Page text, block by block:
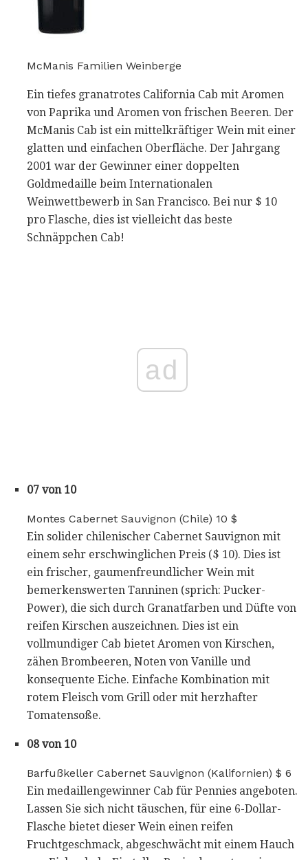
McManis Familien Weinberge
Ein tiefes granatrotes California Cab mit Aromen
von Paprika und Aromen von frischen Beeren. Der
McManis Cab ist ein mittelkräftiger Wein mit einer
glatten und einfachen Oberfläche. Der Jahrgang
2001 war der Gewinner einer doppelten
Goldmedaille beim Internationalen
Weinwettbewerb in San Francisco. Bei nur $ 10
pro Flasche, dies ist vielleicht das beste
Schnäppchen Cab!
ad
07 von 10
Montes Cabernet Sauvignon (Chile) 10 $
Ein solider chilenischer Cabernet Sauvignon mit
einem sehr erschwinglichen Preis ($ 10). Dies ist
ein frischer, gaumenfreundlicher Wein mit
bemerkenswerten Tanninen (sprich: Pucker-
Power), die sich durch Granatfarben und Düfte von
reifen Kirschen auszeichnen. Dies ist ein
vollmundiger Cab bietet Aromen von Kirschen,
zähen Brombeeren, Noten von Vanille und
konsequente Eiche. Einfache Kombination mit
rotem Fleisch vom Grill oder mit herzhafter
Tomatensoße.
08 von 10
Barfußkeller Cabernet Sauvignon (Kalifornien) $ 6
Ein medaillengewinner Cab für Pennies angeboten.
Lassen Sie sich nicht täuschen, für eine 6-Dollar-
Flasche bietet dieser Wein einen reifen
Fruchtgeschmack, abgeschwächt mit einem Hauch